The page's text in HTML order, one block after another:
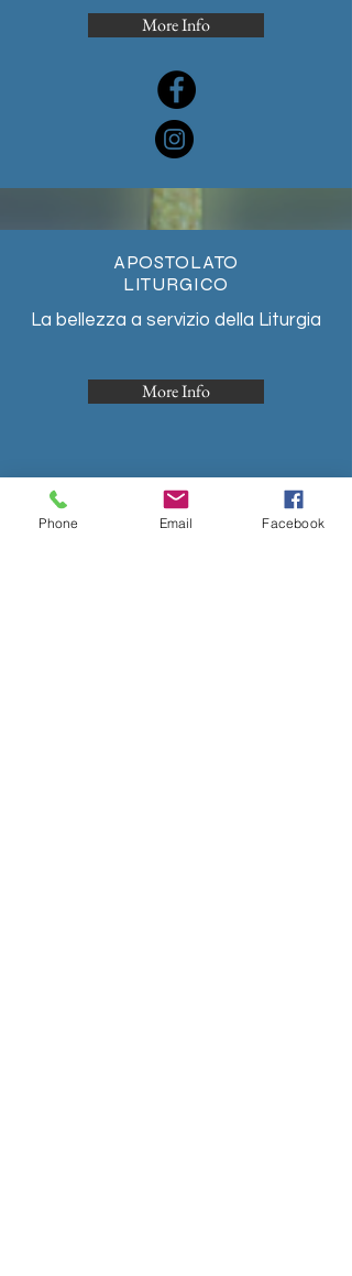
More Info
APOSTOLATO
LITURGICO
La bellezza a servizio della Liturgia
More Info
Phone Email Facebook